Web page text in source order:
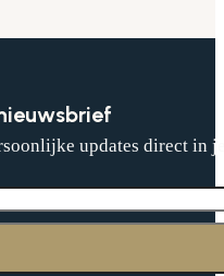
updates direct in